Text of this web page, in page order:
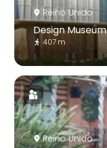
Reino Unido
Design Museum
407 m
Reino Unido